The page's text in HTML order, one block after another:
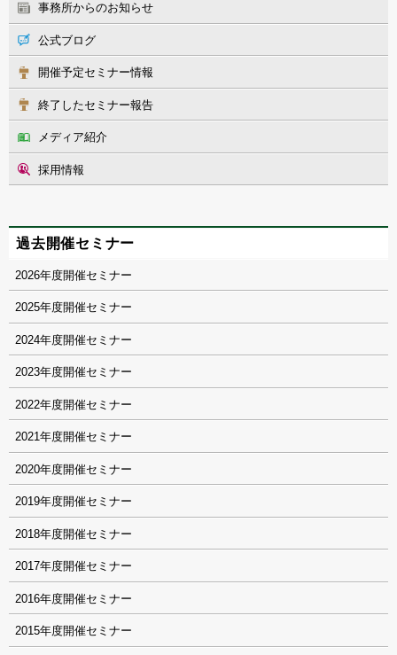
事務所からのお知らせ
公式ブログ
開催予定セミナー情報
終了したセミナー報告
メディア紹介
採用情報
過去開催セミナー
2026
2025
2024
2023
2022
2021
2020
2019
2018
2017
2016
2015